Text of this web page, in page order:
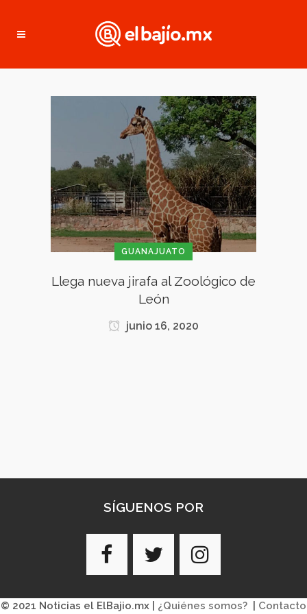
GUANAJUATO
Llega nueva jirafa al Zoológico de
León
junio 16, 2020
SÍGUENOS POR
© 2021 Noticias el ElBajio.mx | ¿Quiénes somos? Contacto